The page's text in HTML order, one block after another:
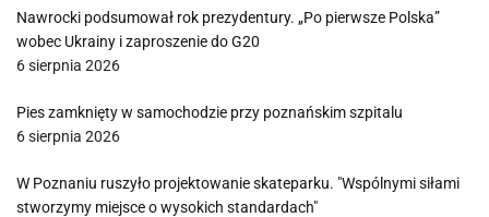
Nawrocki podsumował rok prezydentury. „Po pierwsze Polska”
wobec Ukrainy i zaproszenie do G20
6 sierpnia 2026
Pies zamknięty w samochodzie przy poznańskim szpitalu
6 sierpnia 2026
W Poznaniu ruszyło projektowanie skateparku. "Wspólnymi siłami
stworzymy miejsce o wysokich standardach"